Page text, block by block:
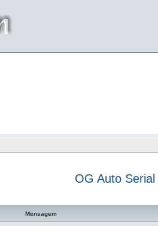
OG Auto Serial
Mensagem